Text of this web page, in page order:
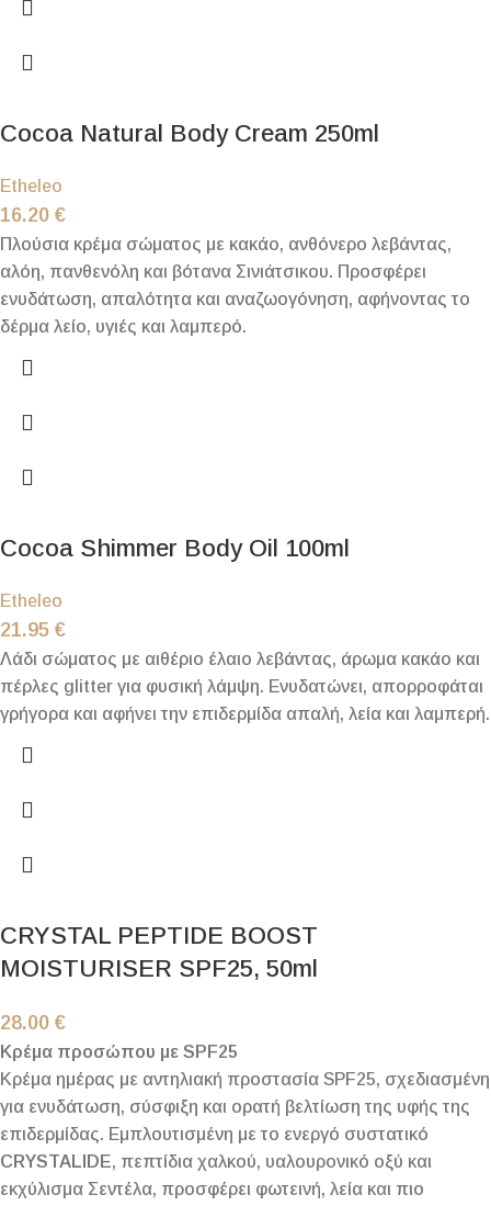
Cocoa Natural Body Cream 250ml
Etheleo
16.20 €
Πλούσια κρέμα σώματος με κακάο, ανθόνερο λεβάντας,
αλόη, πανθενόλη και βότανα Σινιάτσικου. Προσφέρει
ενυδάτωση, απαλότητα και αναζωογόνηση, αφήνοντας το
δέρμα λείο, υγιές και λαμπερό.
Cocoa Shimmer Body Oil 100ml
Etheleo
21.95 €
Λάδι σώματος με αιθέριο έλαιο λεβάντας, άρωμα κακάο και
πέρλες glitter για φυσική λάμψη. Ενυδατώνει, απορροφάται
γρήγορα και αφήνει την επιδερμίδα απαλή, λεία και λαμπερή.
CRYSTAL PEPTIDE BOOST
MOISTURISER SPF25, 50ml
28.00 €
Κρέμα προσώπου με SPF25
Κρέμα ημέρας με αντηλιακή προστασία SPF25, σχεδιασμένη
για ενυδάτωση, σύσφιξη και ορατή βελτίωση της υφής της
επιδερμίδας. Εμπλουτισμένη με το ενεργό συστατικό
CRYSTALIDE, πεπτίδια χαλκού, υαλουρονικό οξύ και
εκχύλισμα Σεντέλα, προσφέρει φωτεινή, λεία και πιο